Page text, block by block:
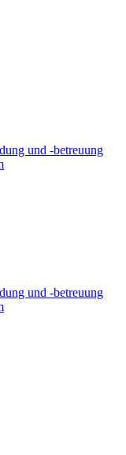
und -betreuung
und -betreuung